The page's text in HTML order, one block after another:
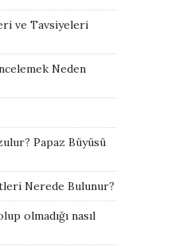
ve Tavsiyeleri
Neden
Papaz Büyüsü
Nerede Bulunur?
olmadığı nasıl